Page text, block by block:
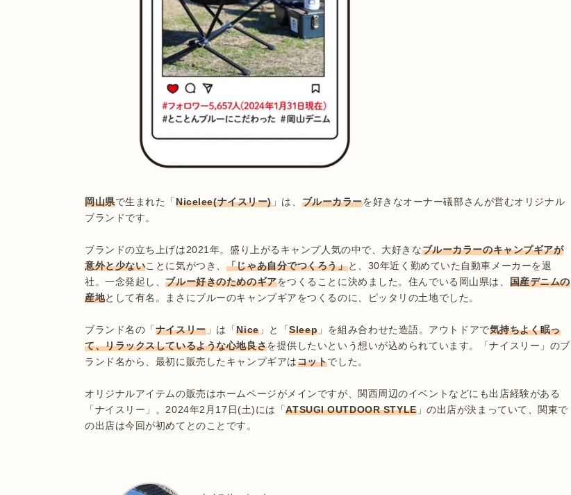
岡山県で生まれた「Nicelee(ナイスリー)」は、 ブルーカラーを好きなオーナー礒部さんが営むオリジナル
ブランドです。
ブランドの立ち上げは2021年。盛り上がるキャンプ人気の中で、大好きなブルーカラーのキャンプギアが
意外と少ないことに気がつき、 「じゃあ自分でつくろう」と、30年近く勤めていた自動車メーカーを退
社。一念発起し、ブルー好きのためのギアをつくることに決めました。住んでいる岡山県は、 国産デニムの
産地として有名。まさにブルーのキャンプギアをつくるのに、ピッタリの土地でした。
ブランド名の「ナイスリー」は「Nice」と「Sleep 」を組み合わせた造語。アウトドアで気持ちよく眠っ
て、リラックスしているような心地良さを提供したいという想いが込められています。「ナイスリー」のブ
ランド名から、最初に販売したキャンプギアはコットでした。
オリジナルアイテムの販売はホームページがメインですが、関西周辺のイベントなどにも出店経験がある
「ナイスリー」。2024年2月17日(土)には「ATSUGI OUTDOOR STYLE」の出店が決まっていて、関東で
の出店は今回が初めてとのことです。